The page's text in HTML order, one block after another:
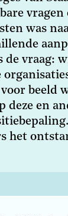
vragen
was
de vraag:
beeld
deze en
het